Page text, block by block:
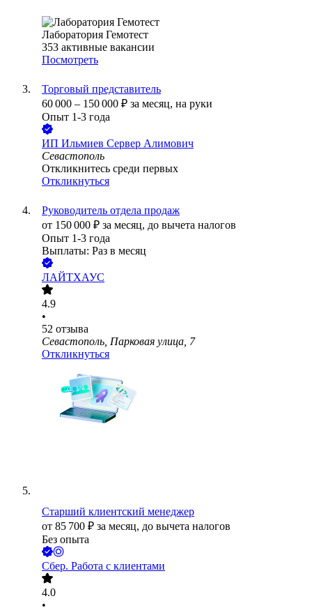
Лаборатория Гемотест
353 активные вакансии
Посмотреть
Торговый представитель
60 000 – 150 000 ₽ за месяц, на руки
Опыт 1-3 года
ИП Ильмиев Сервер Алимович
Севастополь
Откликнитесь среди первых
Откликнуться
Руководитель отдела продаж
от 150 000 ₽ за месяц, до вычета налогов
Опыт 1-3 года
Выплаты: Раз в месяц
ЛАЙТХАУС
4.9
•
52 отзыва
Севастополь, Парковая улица, 7
Откликнуться
Старший клиентский менеджер
от 85 700 ₽ за месяц, до вычета налогов
Без опыта
Сбер. Работа с клиентами
4.0
•